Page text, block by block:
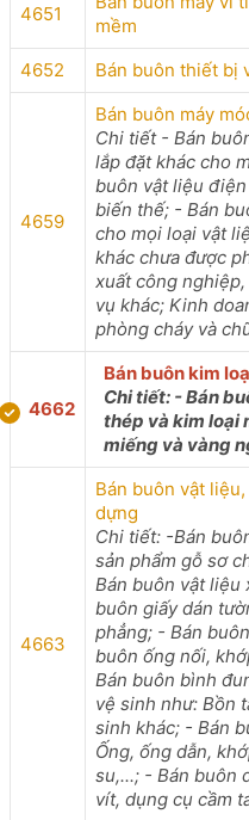
4651
mềm
4652
Bán buôn thiết bị
4659
Bán buôn máy
Chi tiết - Bán
lắp đặt khác cho
buôn vật liệu
biến thế; - Bán
cho mọi loại vật
khác chưa được
xuất công
vụ khác; Kinh
phòng cháy và
4662
Bán buôn kim
Chi tiết: - Bán
thép và kim loại
miếng và vàng
4663
Bán buôn vật
dựng
Chi tiết: -Bán
sản phẩm gỗ sơ
Bán buôn vật liệu
buôn giấy dán
phẳng; - Bán
buôn ống nối,
Bán buôn bình
vệ sinh như: Bồn
sinh khác; - Bán
Ống, ống dẫn,
su,...; - Bán buôn
vít, dụng cụ cầm